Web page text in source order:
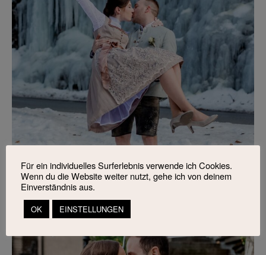
Für ein individuelles Surferlebnis verwende ich Cookies.
Wenn du die Website weiter nutzt, gehe ich von deinem
Einverständnis aus.
OK EINSTELLUNGEN